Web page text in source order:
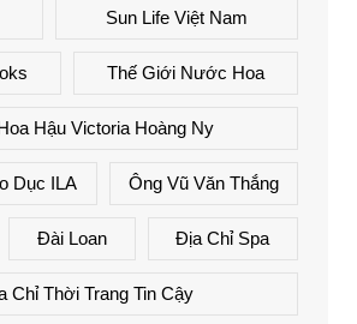
Sun Life Việt Nam
Thế Giới Nước Hoa
Hậu Victoria Hoàng Ny
Dục ILA Ông Vũ Văn Thắng
Đài Loan Địa Chỉ Spa
Chỉ Thời Trang Tin Cậy